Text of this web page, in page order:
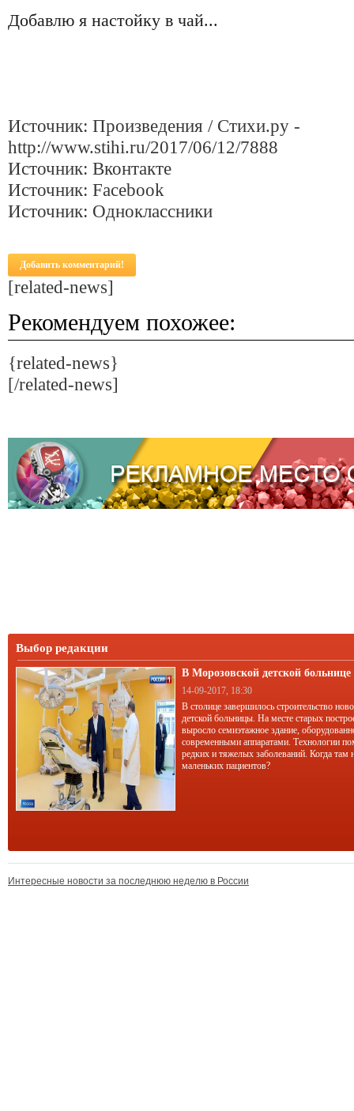
Добавлю я настойку в чай...
Источник: Произведения / Стихи.ру -
http://www.stihi.ru/2017/06/12/7888
Источник: Вконтакте
Источник: Facebook
Источник: Одноклассники
Добавить комментарий!
[related-news]
Рекомендуем похожее:
{related-news}
[/related-news]
Выбор редакции
В Морозовской детской
корпус
14-09-2017, 18:30
В столице завершилось строительство
детской больницы. На месте старых
выросло семиэтажное здание,
современными аппаратами. Технологии
редких и тяжелых заболеваний. Когда там
маленьких пациентов?
Интересные новости за последнюю неделю в России